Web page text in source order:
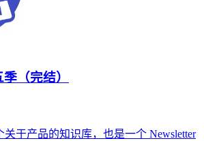
（完结）
于产品的知识库，也是一个 Newsletter